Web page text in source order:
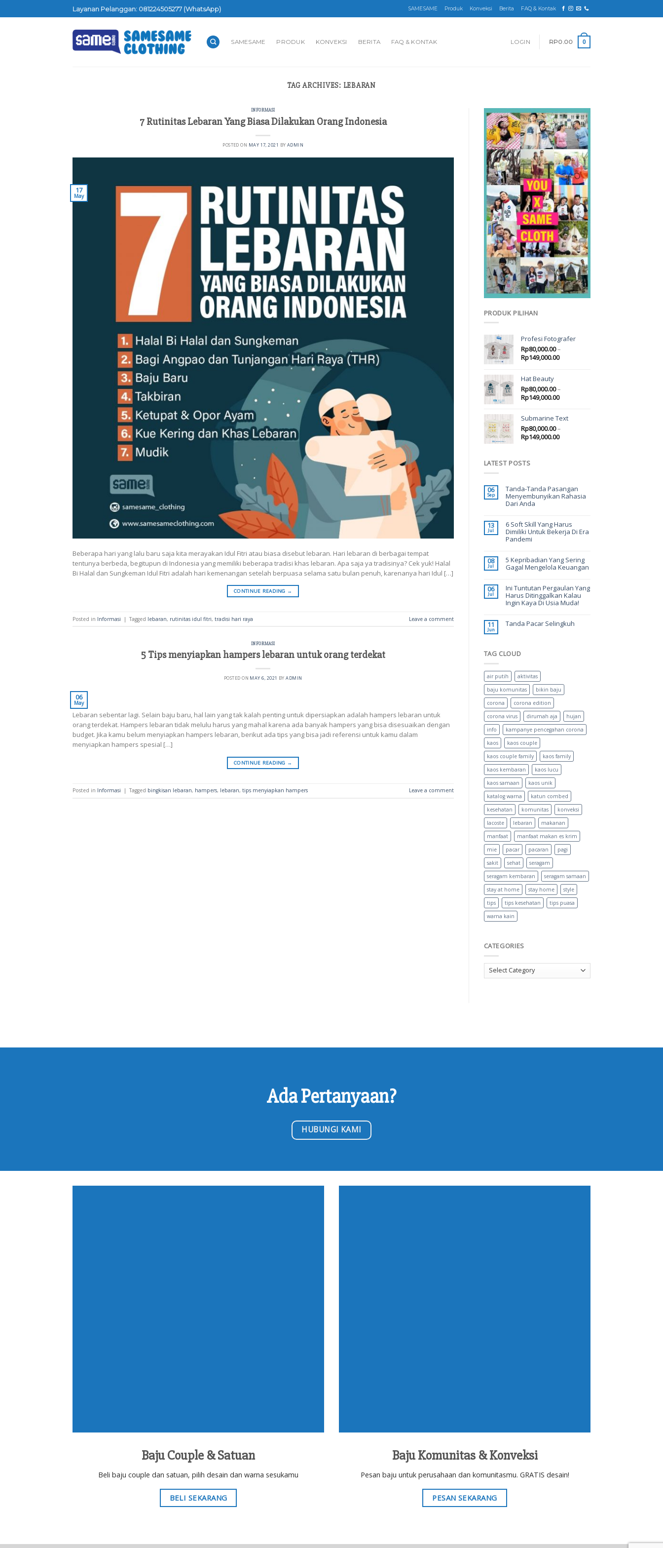
to
Layanan Pelanggan: 081224505277 (WhatsApp) SAMESAME Produk Konveksi Berita FAQ & Kontak
SAMESAME PRODUK KONVEKSI BERITA FAQ & KONTAK LOGIN RP0.00 0
TAG ARCHIVES: LEBARAN
INFORMASI
7 Rutinitas Lebaran Yang Biasa Dilakukan Orang Indonesia
POSTED ON MAY 17, 2021 BYADMIN
17
May
Beberapa hari yang lalu baru saja kita merayakan Idul Fitri atau biasa disebut lebaran. Hari lebaran di berbagai tempat
tentunya berbeda, begitupun di Indonesia yang memiliki beberapa tradisi khas lebaran. Apa saja ya tradisinya? Cek yuk! Halal
Bi Halal dan Sungkeman Idul Fitri adalah hari kemenangan setelah berpuasa selama satu bulan penuh, karenanya hari Idul […]
CONTINUE READING →
Posted in Informasi | Tagged lebaran, rutinitas idul fitri, tradisi hari raya Leave a comment
INFORMASI
5 Tips menyiapkan hampers lebaran untuk orang terdekat
POSTED ON MAY 6, 2021 BYADMIN
06
May
Lebaran sebentar lagi. Selain baju baru, hal lain yang tak kalah penting untuk dipersiapkan adalah hampers lebaran untuk
orang terdekat. Hampers lebaran tidak melulu harus yang mahal karena ada banyak hampers yang bisa disesuaikan dengan
budget. Jika kamu belum menyiapkan hampers lebaran, berikut ada tips yang bisa jadi referensi untuk kamu dalam
menyiapkan hampers spesial […]
CONTINUE READING →
Posted in Informasi | Tagged bingkisan lebaran, hampers, lebaran, tips menyiapkan hampers Leave a comment
PRODUK PILIHAN
Profesi Fotografer
Rp80,000.00–
Rp149,000.00
Hat Beauty
Rp80,000.00–
Rp149,000.00
Submarine Text
Rp80,000.00–
Rp149,000.00
LATEST POSTS
06
Sep
Tanda-Tanda Pasangan
Menyembunyikan Rahasia
Dari Anda
13
Jul
6 Soft Skill Yang Harus
Dimiliki Untuk Bekerja Di Era
Pandemi
08
Jul
5 Kepribadian Yang Sering
Gagal Mengelola Keuangan
06
Jul
Ini Tuntutan Pergaulan Yang
Harus Ditinggalkan Kalau
Ingin Kaya Di Usia Muda!
11
Jun
Tanda Pacar Selingkuh
TAG CLOUD
air putih
aktivitas
baju komunitas
bikin baju
corona
corona edition
corona virus
dirumah aja
hujan
info
kampanye pencegahan corona
kaos
kaos couple
kaos couple family
kaos family
kaos kembaran
kaos lucu
kaos samaan
kaos unik
katalog warna
katun combed
kesehatan
komunitas
konveksi
lacoste
lebaran
makanan
manfaat
manfaat makan es krim
mie
pacar pacaran
pagi
sakit
sehat
seragam
seragam kembaran
seragam samaan
stay at home
stay home
style
tips
tips kesehatan
tips puasa
warna kain
CATEGORIES
Categories
Ada Pertanyaan?
HUBUNGI KAMI
Baju Couple & Satuan
Beli baju couple dan satuan, pilih desain dan warna sesukamu
BELI SEKARANG
Baju Komunitas & Konveksi
Pesan baju untuk perusahaan dan komunitasmu. GRATIS desain!
PESAN SEKARANG